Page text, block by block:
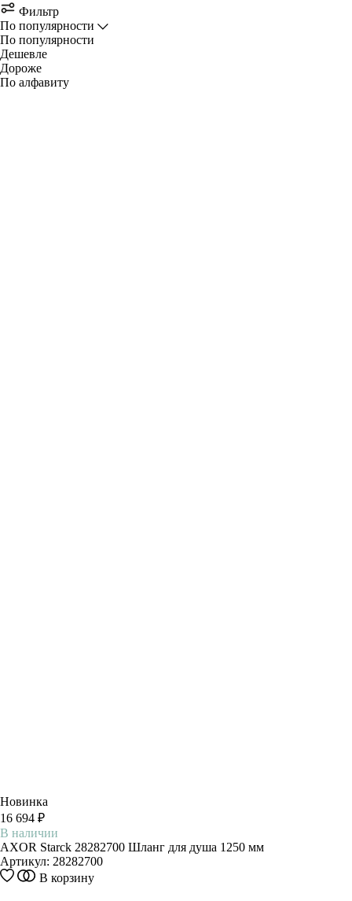
Фильтр
По популярности
По популярности
Дешевле
Дороже
По алфавиту
Новинка
16 694 ₽
В наличии
AXOR Starck 28282700 Шланг для душа 1250 мм
Артикул: 28282700
В корзину